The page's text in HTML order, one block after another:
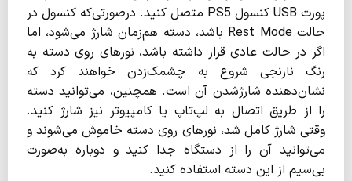
پورت USB کنسول PS5 متصل کنید. درصورتی‌که کنسول در
حالت Rest Mode باشد، دسته هم‌زمان شارژ می‌شود، اما
اگر در حالت عادی قرار داشته باشد، نورهای روی دسته به
رنگ نارنجی شروع به چشمک‌زدن خواهند کرد که
نشان‌دهنده‌ شارژشدن آن است. همچنین، می‌توانید دسته
را از طریق اتصال به لپ‌تاپ یا کامپیوتر نیز شارژ کنید.
وقتی شارژ کامل شد، نورهای روی دسته خاموش می‌شوند و
می‌توانید آن را از دستگاه جدا کنید و دوباره به‌صورت
بی‌سیم از این دسته استفاده کنید.